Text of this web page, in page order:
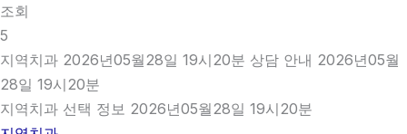
조회
5
지역치과 2026년05월28일 19시20분 상담 안내 2026년05월
28일 19시20분
지역치과 선택 정보 2026년05월28일 19시20분